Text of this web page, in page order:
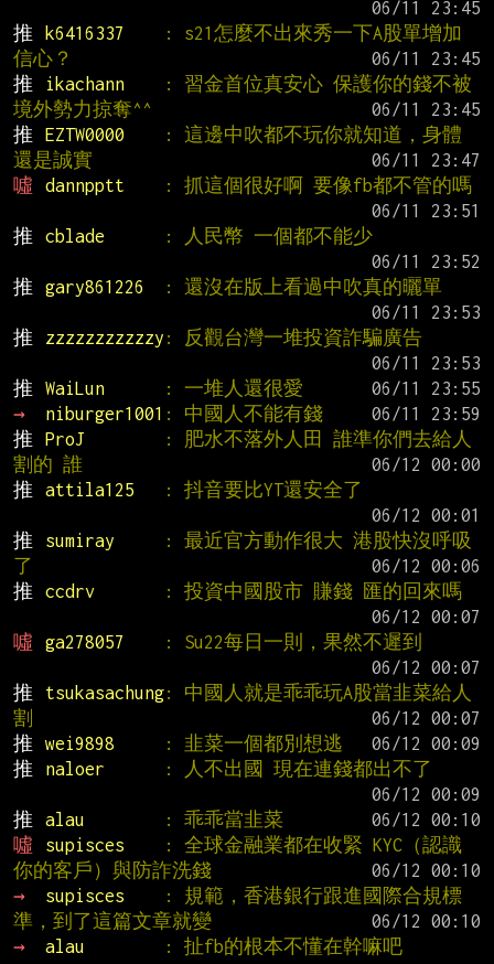
推
k6416337
: s21怎麼不出來秀一下A股單增加
信心？
推
ikachann
: 習金首位真安心 保護你的錢不被
境外勢力掠奪^^
推
EZTW0000
: 這邊中吹都不玩你就知道，身體
還是誠實
噓
dannpptt
: 抓這個很好啊 要像fb都不管的嗎
推
cblade
: 人民幣 一個都不能少
推
gary861226
: 還沒在版上看過中吹真的曬單
推
zzzzzzzzzzzy : 反觀台灣一堆投資詐騙廣告
推
WaiLun : 一堆人還很愛
→
niburger1001 : 中國人不能有錢
推
ProJ
: 肥水不落外人田 誰準你們去給人
割的 誰
推
attila125
: 抖音要比YT還安全了
推
sumiray
: 最近官方動作很大 港股快沒呼吸
了
推
ccdrv
: 投資中國股市 賺錢 匯的回來嗎
噓
ga278057
: Su22每日一則，果然不遲到
推
tsukasachung: 中國人就是乖乖玩A股當韭菜給人
割
推
wei9898 : 韭菜一個都別想逃
推
naloer
: 人不出國 現在連錢都出不了
推
alau : 乖乖當韭菜
噓
supisces
: 全球金融業都在收緊 KYC（認識
你的客戶）與防詐洗錢
→
supisces
: 規範，香港銀行跟進國際合規標
準，到了這篇文章就變
→
alau
: 扯fb的根本不懂在幹嘛吧